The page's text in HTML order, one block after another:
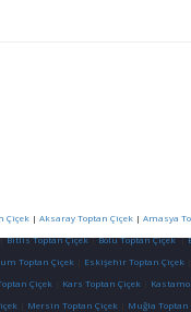
Çiçek| Aksaray Toptan Çiçek| Amasya
Bitlis Toptan Çiçek|Bolu Toptan Çiçek|
Toptan Çiçek Eskişehir Toptan Çiçek
Çiçek Kars Toptan Çiçek
Mersin Toptan Çiçek Muğla Toptan